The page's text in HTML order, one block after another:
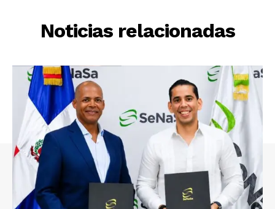
Noticias relacionadas